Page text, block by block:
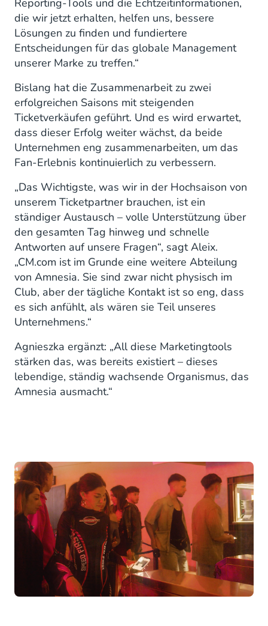
Reporting-Tools und die Echtzeitinformationen,
die wir jetzt erhalten, helfen uns, bessere
Lösungen zu finden und fundiertere
Entscheidungen für das globale Management
unserer Marke zu treffen.“
Bislang hat die Zusammenarbeit zu zwei
erfolgreichen Saisons mit steigenden
Ticketverkäufen geführt. Und es wird erwartet,
dass dieser Erfolg weiter wächst, da beide
Unternehmen eng zusammenarbeiten, um das
Fan-Erlebnis kontinuierlich zu verbessern.
„Das Wichtigste, was wir in der Hochsaison von
unserem Ticketpartner brauchen, ist ein
ständiger Austausch – volle Unterstützung über
den gesamten Tag hinweg und schnelle
Antworten auf unsere Fragen“, sagt Aleix.
„CM.com ist im Grunde eine weitere Abteilung
von Amnesia. Sie sind zwar nicht physisch im
Club, aber der tägliche Kontakt ist so eng, dass
es sich anfühlt, als wären sie Teil unseres
Unternehmens.“
Agnieszka ergänzt: „All diese Marketingtools
stärken das, was bereits existiert – dieses
lebendige, ständig wachsende Organismus, das
Amnesia ausmacht.“